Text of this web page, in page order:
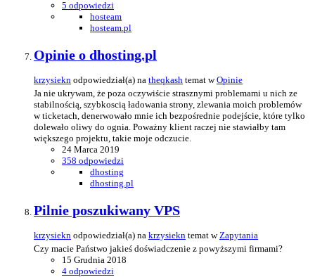
5 odpowiedzi
hosteam
hosteam.pl
Opinie o dhosting.pl
krzysiekn odpowiedział(a) na theqkash temat wOpinie
Ja nie ukrywam, że poza oczywiście strasznymi problemami u nich ze
stabilnością, szybkoscią ładowania strony, zlewania moich problemów
w ticketach, denerwowało mnie ich bezpośrednie podejście, które tylko
dolewało oliwy do ognia. Poważny klient raczej nie stawiałby tam
większego projektu, takie moje odczucie.
24 Marca 2019
358 odpowiedzi
dhosting
dhosting.pl
Pilnie poszukiwany VPS
krzysiekn odpowiedział(a) na krzysiekn temat w Zapytania
Czy macie Państwo jakieś doświadczenie z powyższymi firmami?
15 Grudnia 2018
4 odpowiedzi